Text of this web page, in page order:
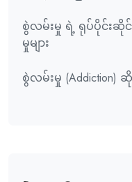
စွဲလမ်းမှု ရဲ့ ရုပ်ပိုင်းဆို
မှုများ
စွဲလမ်းမှု